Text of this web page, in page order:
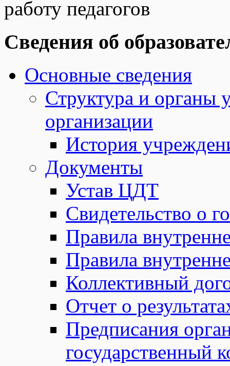
работу педагогов
Сведения об
Основные сведения
Структура и органы
организации
История
Документы
Устав ЦДТ
Свидетельство о
Правила
Правила
Коллективный
Отчет о
Предписания
государственный